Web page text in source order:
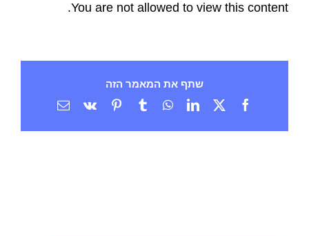
You are not allowed to view this content.
שתף את המאמר הזה
Facebook
LinkedIn
WhatsApp
Tumblr
Pinterest
Vk
כתובת
אלקטרוני